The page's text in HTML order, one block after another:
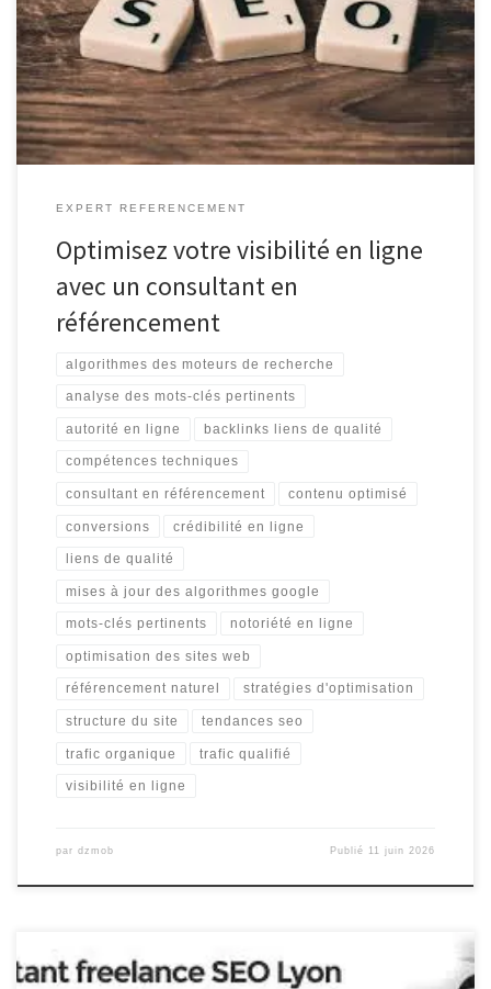
crucial pour toute entreprise qui souhaite se démarquer dans un
marché de plus en plus concurrentiel. C’est là qu’intervient le
consultant en référencement, un expert spécialisé dans
l’optimisation des […]
EXPERT REFERENCEMENT
Optimisez votre visibilité en ligne
avec un consultant en
référencement
algorithmes des moteurs de recherche
analyse des mots-clés pertinents
autorité en ligne backlinks liens de qualité
compétences techniques
consultant en référencement contenu optimisé
conversions crédibilité en ligne
liens de qualité
mises à jour des algorithmes google
mots-clés pertinents notoriété en ligne
optimisation des sites web
référencement naturel stratégies d'optimisation
structure du site tendances seo
trafic organique trafic qualifié
visibilité en ligne
par dzmob Publié 11 juin 2026